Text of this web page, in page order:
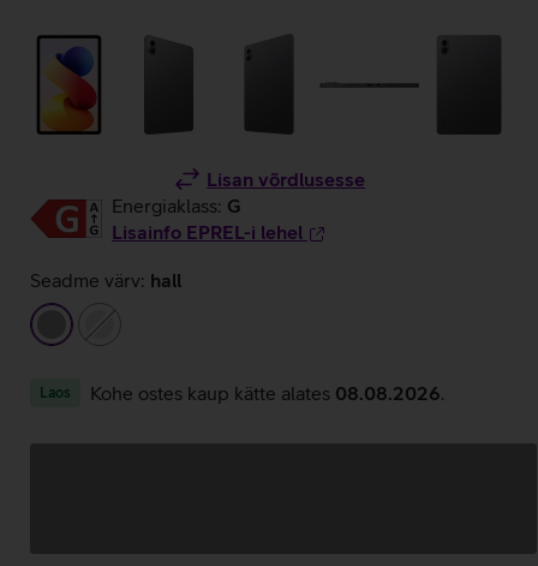
Lisan võrdlusesse
Energiaklass: G
Lisainfo EPREL-i lehel
Seadme värv: hall
hall
hõbedane
Laos Kohe ostes kaup kätte alates 08.08.2026